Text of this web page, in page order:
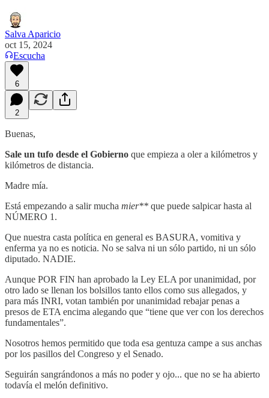
Salva Aparicio
oct 15, 2024
Escucha
6
2
Buenas,
Sale un tufo desde el Gobierno que empieza a oler a kilómetros y
kilómetros de distancia.
Madre mía.
Está empezando a salir mucha mier** que puede salpicar hasta al
NÚMERO 1.
Que nuestra casta política en general es BASURA, vomitiva y
enferma ya no es noticia. No se salva ni un sólo partido, ni un sólo
diputado. NADIE.
Aunque POR FIN han aprobado la Ley ELA por unanimidad, por
otro lado se llenan los bolsillos tanto ellos como sus allegados, y
para más INRI, votan también por unanimidad rebajar penas a
presos de ETA encima alegando que “tiene que ver con los derechos
fundamentales”.
Nosotros hemos permitido que toda esa gentuza campe a sus anchas
por los pasillos del Congreso y el Senado.
Seguirán sangrándonos a más no poder y ojo... que no se ha abierto
todavía el melón definitivo.